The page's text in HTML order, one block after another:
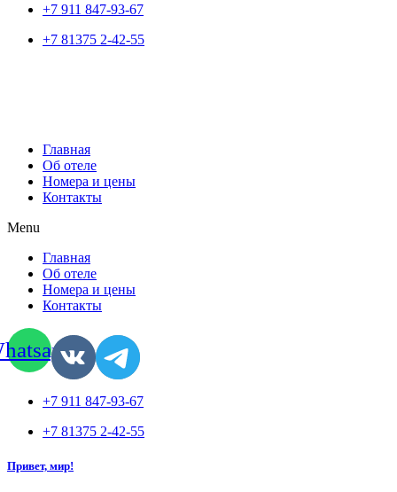
+7 911 847-93-67
+7 81375 2-42-55
Главная
Об отеле
Номера и цены
Контакты
Menu
Главная
Об отеле
Номера и цены
Контакты
+7 911 847-93-67
+7 81375 2-42-55
Привет, мир!